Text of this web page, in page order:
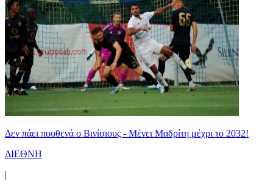
Δεν πάει πουθενά ο Βινίσιους - Μένει Μαδρίτη μέχρι το 2032!
ΔΙΕΘΝΗ
|